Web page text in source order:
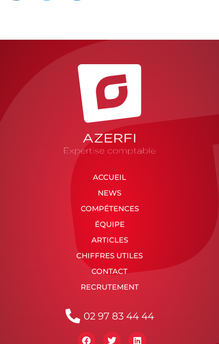
ACCUEIL
NEWS
COMPÉTENCES
ÉQUIPE
ARTICLES
CHIFFRES UTILES
CONTACT
RECRUTEMENT
02 97 83 44 44